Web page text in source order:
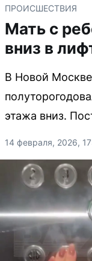
ПРОИСШЕСТВИЯ
Мать с
вниз в
В Новой
этажа вниз.
14 февраля, 2026,